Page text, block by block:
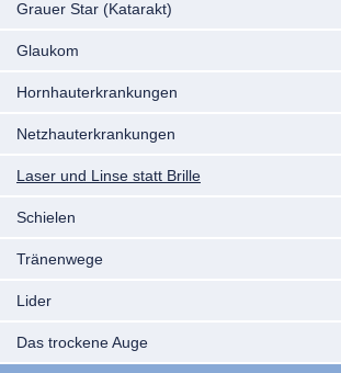
Grauer Star (Katarakt)
Glaukom
Hornhauterkrankungen
Netzhauterkrankungen
Laser und Linse statt Brille
Schielen
Tränenwege
Lider
Das trockene Auge